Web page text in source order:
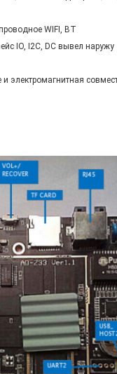
WIFI, BT
IO, I2C, DC вывел наружу
электромагнитная